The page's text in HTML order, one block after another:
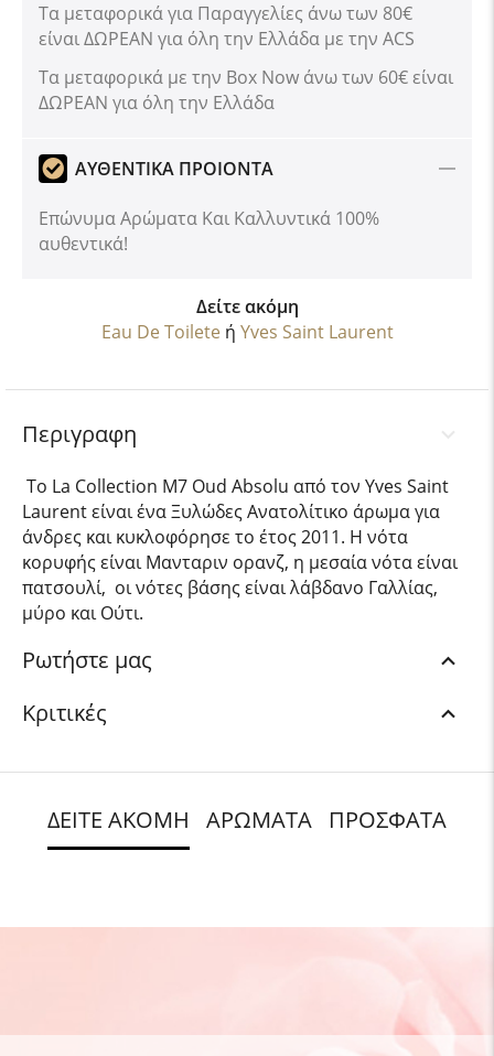
Τα μεταφορικά για Παραγγελίες άνω των 80€
είναι ΔΩΡΕΑΝ για όλη την Ελλάδα με την ACS
Tα μεταφορικά με την Box Now άνω των 60€ είναι
ΔΩΡΕΑΝ για όλη την Ελλάδα
ΑΥΘΕΝΤΙΚΑ ΠΡΟΙΟΝΤΑ
Επώνυμα Αρώματα Και Καλλυντικά 100%
αυθεντικά!
Δείτε ακόμη
Eau De Toilete ή Yves Saint Laurent
Περιγραφη
Το La Collection M7 Oud Absolu από τον Yves Saint
Laurent είναι ένα Ξυλώδες Ανατολίτικο άρωμα για
άνδρες και κυκλοφόρησε το έτος 2011. Η νότα
κορυφής είναι Μανταριν ορανζ, η μεσαία νότα είναι
πατσουλί, οι νότες βάσης είναι λάβδανο Γαλλίας,
μύρο και Ούτι.
Ρωτήστε μας
Κριτικές
ΔΕΙΤΕ ΑΚΟΜΗ ΑΡΩΜΑΤΑ ΠΡΟΣΦΑΤΑ